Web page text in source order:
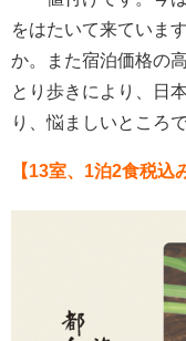
をはたいて来ていま
か。また宿泊価格の
とり歩きにより、日
り、悩ましいところで
【13室、1泊2食税込